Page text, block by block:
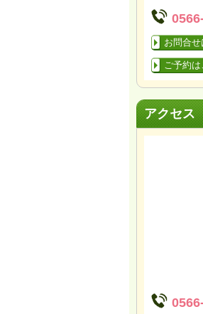
お問合せ
ご予約は
アクセス